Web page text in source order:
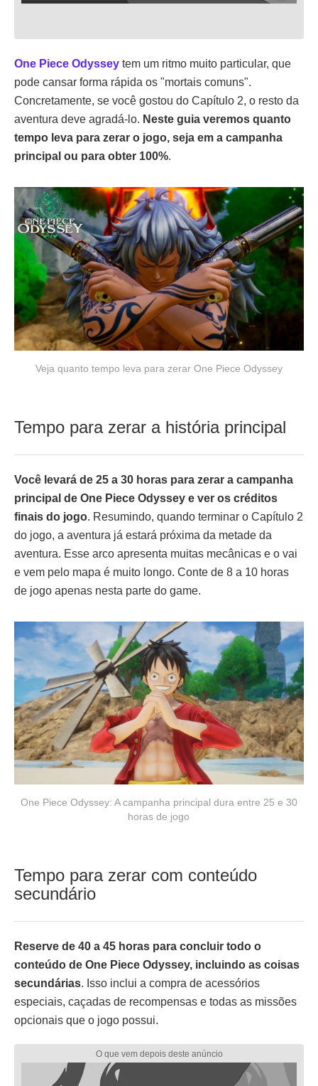
One Piece Odyssey tem um ritmo muito particular, que
pode cansar forma rápida os "mortais comuns".
Concretamente, se você gostou do Capítulo 2, o resto da
aventura deve agradá-lo. Neste guia veremos quanto
tempo leva para zerar o jogo, seja em a campanha
principal ou para obter 100%.
Veja quanto tempo leva para zerar One Piece Odyssey
Tempo para zerar a história principal
Você levará de 25 a 30 horas para zerar a campanha
principal de One Piece Odyssey e ver os créditos
finais do jogo. Resumindo, quando terminar o Capítulo 2
do jogo, a aventura já estará próxima da metade da
aventura. Esse arco apresenta muitas mecânicas e o vai
e vem pelo mapa é muito longo. Conte de 8 a 10 horas
de jogo apenas nesta parte do game.
One Piece Odyssey: A campanha principal dura entre 25 e 30
horas de jogo
Tempo para zerar com conteúdo
secundário
Reserve de 40 a 45 horas para concluir todo o
conteúdo de One Piece Odyssey, incluindo as coisas
secundárias. Isso inclui a compra de acessórios
especiais, caçadas de recompensas e todas as missões
opcionais que o jogo possui.